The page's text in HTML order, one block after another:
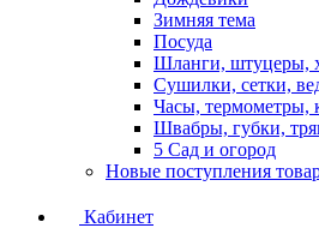
Зимняя тема
Посуда
Шланги, штуцеры,
Сушилки, сетки,
Часы, термометры,
Швабры, губки,
5 Сад и огород
Новые поступления
Кабинет